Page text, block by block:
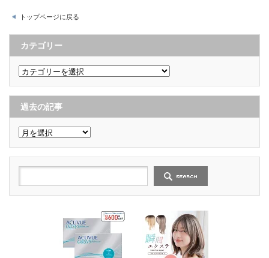
トップページに戻る
カテゴリー
カ
テ
ゴ
リ
ー
過去の記事
過
去
の
記
事